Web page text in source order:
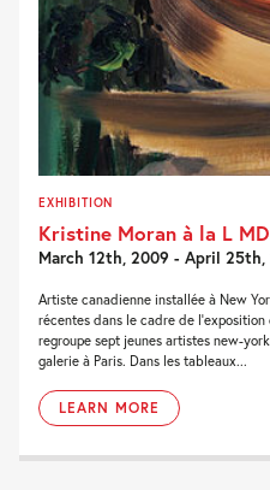
EXHIBITION
Kristine Moran à la L
March 12th, 2009 - April 25th,
Artiste canadienne installée à New
récentes dans le cadre de
regroupe sept jeunes artistes new-
galerie à Paris. Dans les tableaux...
LEARN MORE